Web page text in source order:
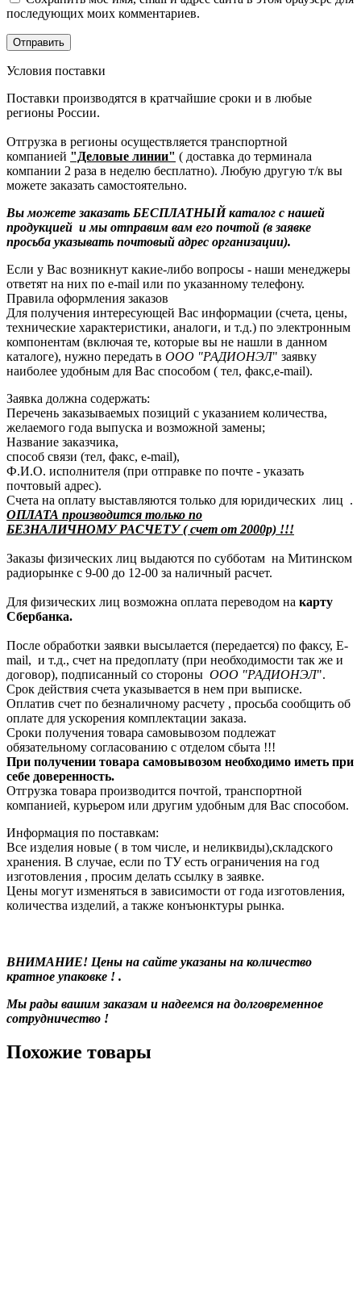
последующих моих комментариев.
Условия поставки
Поставки производятся в кратчайшие сроки и в любые
регионы России.
Отгрузка в регионы осуществляется транспортной
компанией "Деловые линии" ( доставка до терминала
компании 2 раза в неделю бесплатно). Любую другую т/к вы
можете заказать самостоятельно.
Вы можете заказать БЕСПЛАТНЫЙ каталог с нашей
продукцией и мы отправим вам его почтой (в заявке
просьба указывать почтовый адрес организации).
Если у Вас возникнут какие-либо вопросы - наши менеджеры
ответят на них по e-mail или по указанному телефону.
Правила оформления заказов
Для получения интересующей Вас информации (счета, цены,
технические характеристики, аналоги, и т.д.) по электронным
компонентам (включая те, которые вы не нашли в данном
каталоге), нужно передать в ООО "РАДИОНЭЛ" заявку
наиболее удобным для Вас способом ( тел, факс,e-mail).
Заявка должна содержать:
Перечень заказываемых позиций с указанием количества,
желаемого года выпуска и возможной замены;
Название заказчика,
способ связи (тел, факс, e-mail),
Ф.И.О. исполнителя (при отправке по почте - указать
почтовый адрес).
Счета на оплату выставляются только для юридических лиц .
ОПЛАТА производится только по
БЕЗНАЛИЧНОМУ РАСЧЕТУ ( счет от 2000р) !!!
Заказы физических лиц выдаются по субботам на Митинском
радиорынке с 9-00 до 12-00 за наличный расчет.
Для физических лиц возможна оплата переводом на карту
Сбербанка.
После обработки заявки высылается (передается) по факсу, E-
mail, и т.д., счет на предоплату (при необходимости так же и
договор), подписанный со стороны ООО "РАДИОНЭЛ".
Срок действия счета указывается в нем при выписке.
Оплатив счет по безналичному расчету , просьба сообщить об
оплате для ускорения комплектации заказа.
Сроки получения товара самовывозом подлежат
обязательному согласованию с отделом сбыта !!!
При получении товара самовывозом необходимо иметь при
себе доверенность.
Отгрузка товара производится почтой, транспортной
компанией, курьером или другим удобным для Вас способом.
Информация по поставкам:
Все изделия новые ( в том числе, и неликвиды),складского
хранения. В случае, если по ТУ есть ограничения на год
изготовления , просим делать ссылку в заявке.
Цены могут изменяться в зависимости от года изготовления,
количества изделий, а также конъюнктуры рынка.
ВНИМАНИЕ! Цены на сайте указаны на количество
кратное упаковке ! .
Мы рады вашим заказам и надеемся на долговременное
сотрудничество !
Похожие товары